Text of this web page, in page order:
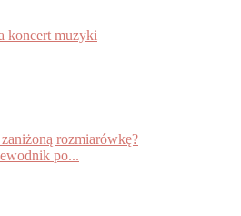
koncert muzyki
rozmiarówkę?
po...